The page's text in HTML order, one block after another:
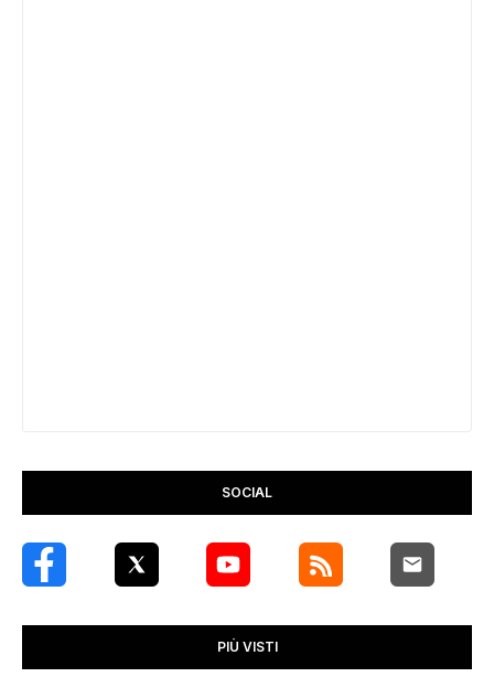
SOCIAL
PIÙ VISTI